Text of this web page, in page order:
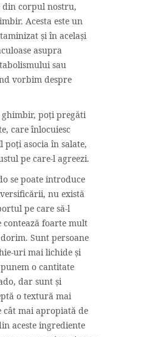
din corpul nostru,
Acesta este un
și în același
asupra
sau
vorbim despre
ghimbir, poți pregăti
care înlocuiesc
poți asocia în salate,
pe care-l agreezi.
se poate introduce
nu există
pe care să-l
contează foarte mult
Sunt persoane
uri mai lichide și
o cantitate
dar sunt și
o textură mai
cât mai apropiată de
aceste ingrediente